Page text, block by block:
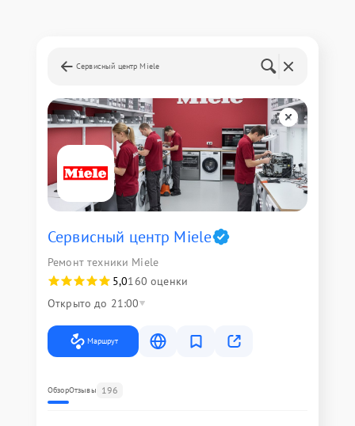
Сервисный центр Miele
Сервисный центр Miele
Ремонт техники Miele
5,0160 оценки
Открыто до 21:00
Маршрут
ОбзорОтзывы 196